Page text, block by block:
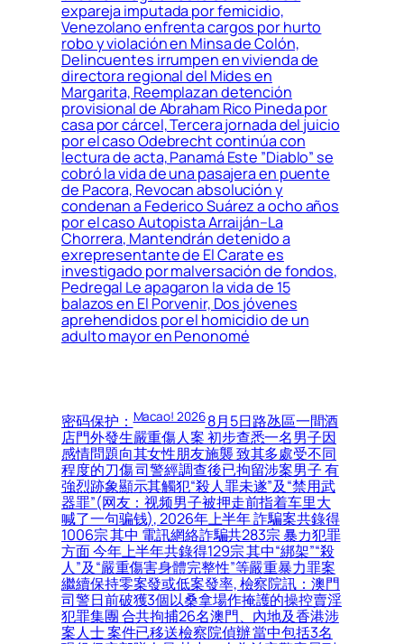
expareja imputada por femicidio,
Venezolano enfrenta cargos por hurto
robo y violación en Minsa de Colón,
Delincuentes irrumpen en vivienda de
directora regional del Mides en
Margarita, Reemplazan detención
provisional de Abraham Rico Pineda por
casa por cárcel, Tercera jornada del juicio
por el caso Odebrecht continúa con
lectura de acta, Panamá Este ”Diablo” se
cobró la vida de una pasajera en puente
de Pacora, Revocan absolución y
condenan a Federico Suárez a ocho años
por el caso Autopista Arraiján–La
Chorrera, Mantendrán detenido a
exrepresentante de El Carate es
investigado por malversación de fondos,
Pedregal Le apagaron la vida de 15
balazos en El Porvenir, Dos jóvenes
aprehendidos por el homicidio de un
adulto mayor en Penonomé
密码保护：Macao! 20268月5日路氹區一間酒
店門外發生嚴重傷人案 初步查悉一名男子因
感情問題向其女性朋友施襲 致其多處受不同
程度的刀傷 司警經調查後已拘留涉案男子 有
強烈跡象顯示其觸犯“殺人罪未遂”及“禁用武
器罪”(网友：视频男子被押走前指着车里大
喊了一句骗钱), 2026年上半年 詐騙案共錄得
1006宗 其中 電訊網絡詐騙共283宗 暴力犯罪
方面 今年上半年共錄得129宗 其中“綁架”“殺
人”及“嚴重傷害身體完整性”等嚴重暴力罪案
繼續保持零案發或低案發率, 檢察院訊：澳門
司警日前破獲3個以桑拿場作掩護的操控賣淫
犯罪集團 合共拘捕26名澳門、內地及香港涉
案人士 案件已移送檢察院偵辦 當中包括3名